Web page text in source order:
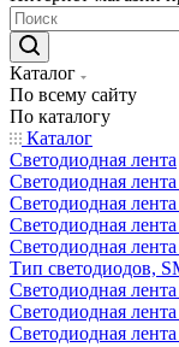
Каталог
По всему сайту
По каталогу
Каталог
Светодиодная лента
Светодиодная
Светодиодная
Светодиодная
Светодиодная
Тип светодиодов,
Cветодиодная
Светодиодная
Светодиодная